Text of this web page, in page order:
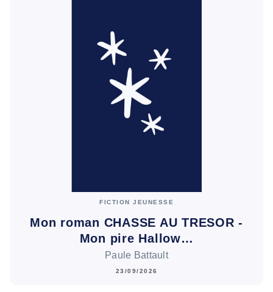
FICTION JEUNESSE
Mon roman CHASSE AU TRESOR -
Mon pire Hallow…
Paule Battault
23/09/2026